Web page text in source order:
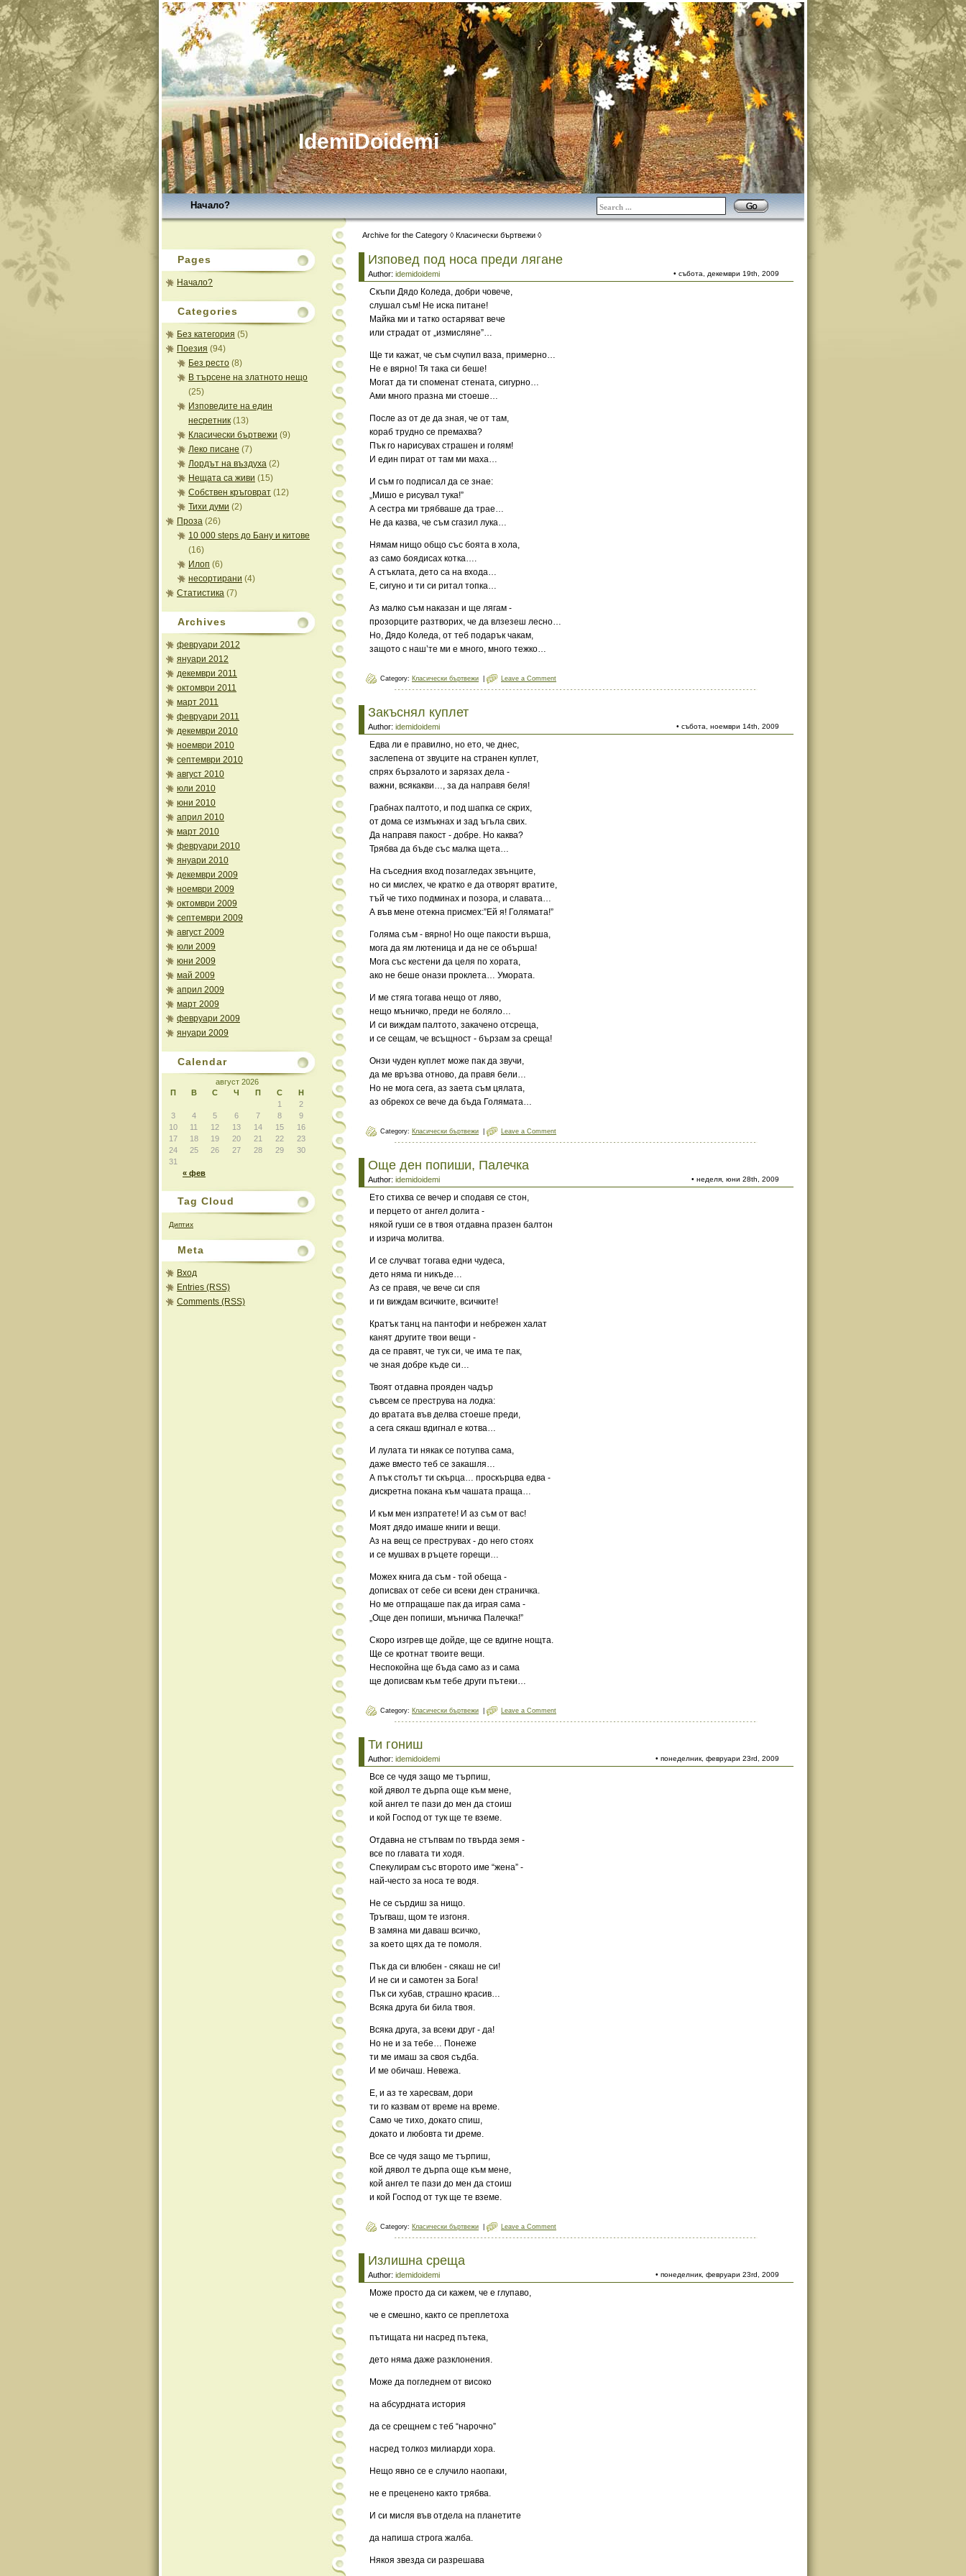
IdemiDoidemi
Начало?
Pages
Начало?
Categories
Без категория (5)
Поезия (94)
Без ресто (8)
В търсене на златното нещо
(25)
Изповедите на един
несретник (13)
Класически бъртвежи (9)
Леко писане (7)
Лордът на въздуха (2)
Нещата са живи (15)
Собствен кръговрат (12)
Тихи думи (2)
Проза (26)
10 000 steps до Бану и китове
(16)
Илоп (6)
несортирани (4)
Статистика (7)
Archives
февруари 2012
януари 2012
декември 2011
октомври 2011
март 2011
февруари 2011
декември 2010
ноември 2010
септември 2010
август 2010
юли 2010
юни 2010
април 2010
март 2010
февруари 2010
януари 2010
декември 2009
ноември 2009
октомври 2009
септември 2009
август 2009
юли 2009
юни 2009
май 2009
април 2009
март 2009
февруари 2009
януари 2009
Calendar
август 2026
П
В С Ч П С Н
« фев
1
2
3
4 5 6 7 8
9
10
11 12 13 14 15
16
17
18 19 20 21 22
23
24
25 26 27 28 29
30
31
Tag Cloud
Диптих
Meta
Вход
Entries (RSS)
Comments (RSS)
Archive for the Category ◊ Класически бъртвежи ◊
Изповед под носа преди лягане
Author: idemidoidemi • събота, декември 19th, 2009
Скъпи Дядо Коледа, добри човече,
слушал съм! Не иска питане!
Майка ми и татко остаряват вече
или страдат от „измисляне”…
Ще ти кажат, че съм счупил ваза, примерно…
Не е вярно! Тя така си беше!
Могат да ти споменат стената, сигурно…
Ами много празна ми стоеше…
После аз от де да зная, че от там,
кораб трудно се премахва?
Пък го нарисувах страшен и голям!
И един пират от там ми маха…
И съм го подписал да се знае:
„Мишо е рисувал тука!”
А сестра ми трябваше да трае…
Не да казва, че съм сгазил лука…
Нямам нищо общо със боята в хола,
аз само боядисах котка….
А стъклата, дето са на входа…
Е, сигуно и ти си ритал топка…
Аз малко съм наказан и ще лягам -
прозорците разтворих, че да влзезеш лесно…
Но, Дядо Коледа, от теб подарък чакам,
защото с наш’те ми е много, много тежко…
Category: Класически бъртвежи Leave a Comment
Закъснял куплет
Author: idemidoidemi • събота, ноември 14th, 2009
Едва ли е правилно, но ето, че днес,
заслепена от звуците на странен куплет,
спрях бързалото и зарязах дела -
важни, всякакви…, за да направя беля!
Грабнах палтото, и под шапка се скрих,
от дома се измъкнах и зад ъгъла свих.
Да направя пакост - добре. Но каква?
Трябва да бъде със малка щета…
На съседния вход позагледах звънците,
но си мислех, че кратко е да отворят вратите,
тъй че тихо подминах и позора, и славата…
А във мене отекна присмех:”Ей я! Голямата!”
Голяма съм - вярно! Но още пакости върша,
мога да ям лютеница и да не се обърша!
Мога със кестени да целя по хората,
ако не беше онази проклета… Умората.
И ме стяга тогава нещо от ляво,
нещо мъничко, преди не боляло…
И си виждам палтото, закачено отсреща,
и се сещам, че всъщност - бързам за среща!
Онзи чуден куплет може пак да звучи,
да ме връзва отново, да правя бели…
Но не мога сега, аз заета съм цялата,
аз обрекох се вече да бъда Голямата…
Category: Класически бъртвежи Leave a Comment
Още ден попиши, Палечка
Author: idemidoidemi • неделя, юни 28th, 2009
Ето стихва се вечер и сподавя се стон,
и перцето от ангел долита -
някой гуши се в твоя отдавна празен балтон
и изрича молитва.
И се случват тогава едни чудеса,
дето няма ги никъде…
Аз се правя, че вече си спя
и ги виждам всичките, всичките!
Кратък танц на пантофи и небрежен халат
канят другите твои вещи -
да се правят, че тук си, че има те пак,
че зная добре къде си…
Твоят отдавна прояден чадър
съвсем се преструва на лодка:
до вратата във делва стоеше преди,
а сега сякаш вдигнал е котва…
И лулата ти някак се потупва сама,
даже вместо теб се закашля…
А пък столът ти скърца… проскърцва едва -
дискретна покана към чашата праща…
И към мен изпратете! И аз съм от вас!
Моят дядо имаше книги и вещи.
Аз на вещ се преструвах - до него стоях
и се мушвах в ръцете горещи…
Можех книга да съм - той обеща -
дописвах от себе си всеки ден страничка.
Но ме отпращаше пак да играя сама -
„Още ден попиши, мъничка Палечка!”
Скоро изгрев ще дойде, ще се вдигне нощта.
Ще се кротнат твоите вещи.
Неспокойна ще бъда само аз и сама
ще дописвам към тебе други пътеки…
Category: Класически бъртвежи Leave a Comment
Ти гониш
Author: idemidoidemi • понеделник, февруари 23rd, 2009
Все се чудя защо ме търпиш,
кой дявол те дърпа още към мене,
кой ангел те пази до мен да стоиш
и кой Господ от тук ще те вземе.
Отдавна не стъпвам по твърда земя -
все по главата ти ходя.
Спекулирам със второто име “жена” -
най-често за носа те водя.
Не се сърдиш за нищо.
Тръгваш, щом те изгоня.
В замяна ми даваш всичко,
за което щях да те помоля.
Пък да си влюбен - сякаш не си!
И не си и самотен за Бога!
Пък си хубав, страшно красив…
Всяка друга би била твоя.
Всяка друга, за всеки друг - да!
Но не и за тебе… Понеже
ти ме имаш за своя съдба.
И ме обичаш. Невежа.
Е, и аз те харесвам, дори
ти го казвам от време на време.
Само че тихо, докато спиш,
докато и любовта ти дреме.
Все се чудя защо ме търпиш,
кой дявол те дърпа още към мене,
кой ангел те пази до мен да стоиш
и кой Господ от тук ще те вземе.
Category: Класически бъртвежи Leave a Comment
Излишна среща
Author: idemidoidemi • понеделник, февруари 23rd, 2009
Може просто да си кажем, че е глупаво,
че е смешно, както се преплетоха
пътищата ни насред пътека,
дето няма даже разклонения.
Може да погледнем от високо
на абсурдната история
да се срещнем с теб “нарочно”
насред толкоз милиарди хора.
Нещо явно се е случило наопаки,
не е преценено както трябва.
И си мисля във отдела на планетите
да напиша строга жалба.
Някоя звезда си разрешава